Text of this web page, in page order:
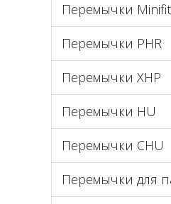
Перемычки Minifit
Перемычки PHR
Перемычки XHP
Перемычки HU
Перемычки CHU
Перемычки для